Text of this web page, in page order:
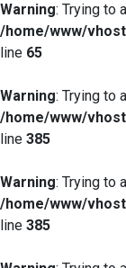
Warning: Trying to
/home/www/
line 65
Warning: Trying to
/home/www/
line 385
Warning: Trying to
/home/www/
line 385